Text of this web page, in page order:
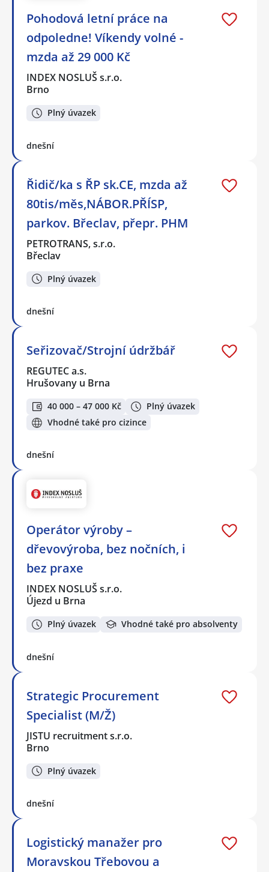
Pohodová letní práce na
odpoledne! Víkendy volné -
mzda až 29 000 Kč
INDEX NOSLUŠ s.r.o.
Brno
Plný úvazek
dnešní
Řidič/ka s ŘP sk.CE, mzda až
80tis/měs,NÁBOR.PŘÍSP,
parkov. Břeclav, přepr. PHM
PETROTRANS, s.r.o.
Břeclav
Plný úvazek
dnešní
Seřizovač/Strojní údržbář
REGUTEC a.s.
Hrušovany u Brna
40 000 – 47 000 Kč
Plný úvazek
Vhodné také pro cizince
dnešní
Operátor výroby –
dřevovýroba, bez nočních, i
bez praxe
INDEX NOSLUŠ s.r.o.
Újezd u Brna
Plný úvazek Vhodné také pro absolventy
dnešní
Strategic Procurement
Specialist (M/Ž)
JISTU recruitment s.r.o.
Brno
Plný úvazek
dnešní
Logistický manažer pro
Moravskou Třebovou a